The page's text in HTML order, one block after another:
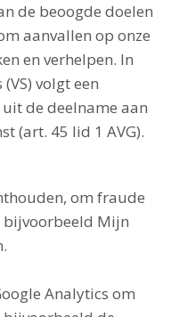
de beoogde doelen
aanvallen op onze
en verhelpen. In
volgt een
de deelname aan
(art. 45 lid 1 AVG).
om fraude
bijvoorbeeld Mijn
Analytics om